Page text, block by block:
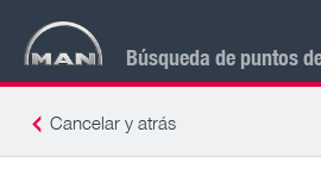
Búsqueda de puntos
Cancelar y atrás